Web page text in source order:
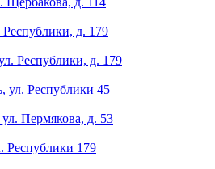
д. 179
Республики, д. 179
ул. Республики 45
Пермякова, д. 53
Республики 179